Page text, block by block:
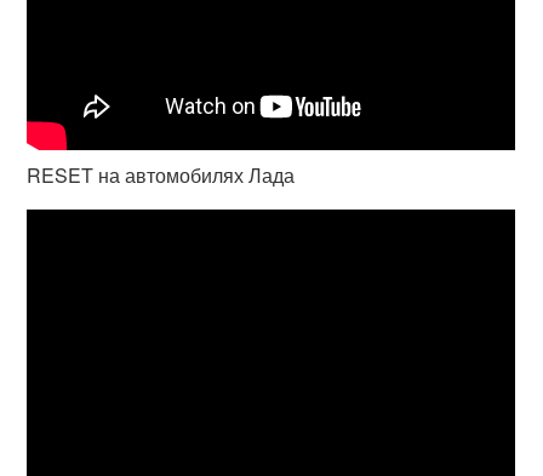
RESET на автомобилях Лада